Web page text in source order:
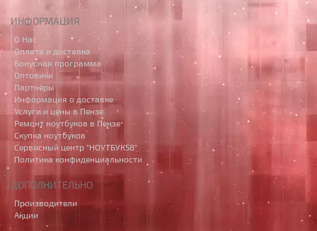
ИНФОРМАЦИЯ
О Нас
Оплата и доставка
Бонусная программа
Оптовики
Партнёры
Информация о доставке
Услуги и цены в Пензе
Ремонт ноутбуков в Пензе
Скупка ноутбуков
Сервисный центр "НОУТБУК58"
Политика конфиденциальности
ДОПОЛНИТЕЛЬНО
Производители
Акции